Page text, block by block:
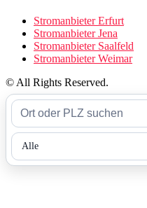
Stromanbieter Erfurt
Stromanbieter Jena
Stromanbieter Saalfeld
Stromanbieter Weimar
© All Rights Reserved.